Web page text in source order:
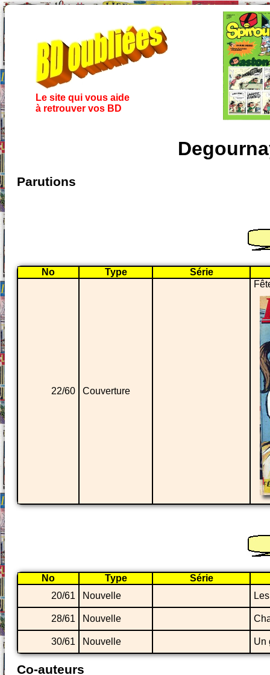
Le site qui vous aide
à retrouver vos BD
Parutions
No Type Série
22/60 Couverture
No Type
Série
20/61
Nouvelle
28/61 Nouvelle
30/61 Nouvelle Un
Co-auteurs